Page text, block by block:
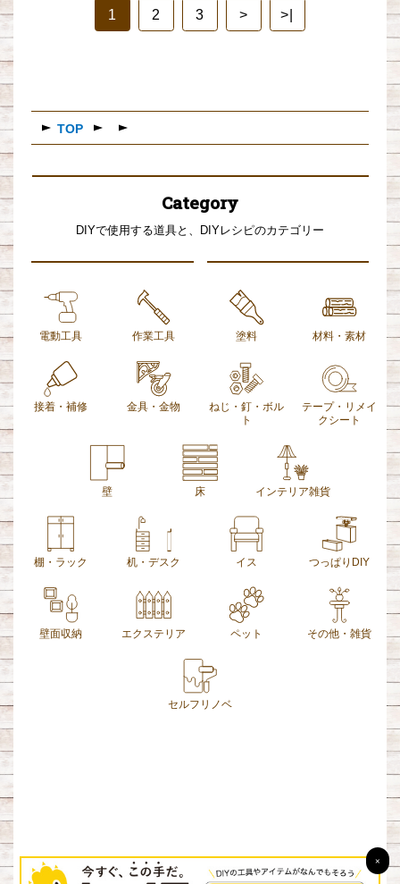
TOP
1 2 3 > >|
Category
DIYで使用する道具と、DIYレシピのカテゴリー
電動工具 作業工具 塗料 材料・素材
接着・補修 金具・金物
ねじ・釘・ボル
ト
テープ・リメイ
クシート
壁 床 インテリア雑貨
棚・ラック 机・デスク イス つっぱりDIY
壁面収納 エクステリア ペット その他・雑貨
セルフリノベ
×